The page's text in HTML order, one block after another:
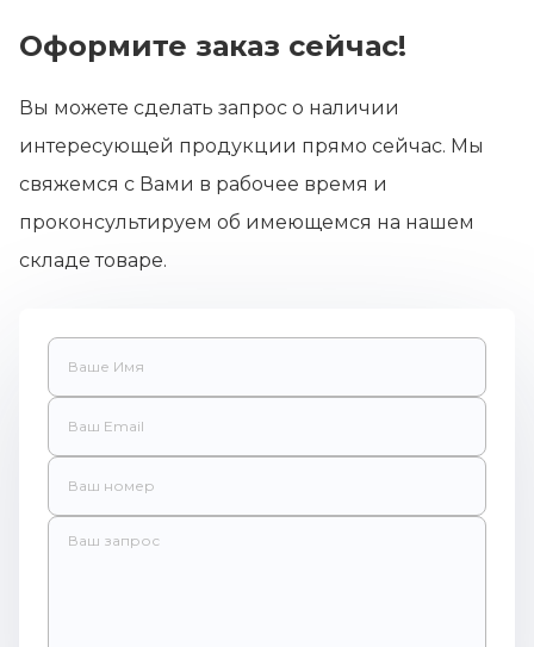
Оформите заказ сейчас!
Вы можете сделать запрос о наличии
интересующей продукции прямо сейчас. Мы
свяжемся с Вами в рабочее время и
проконсультируем об имеющемся на нашем
складе товаре.